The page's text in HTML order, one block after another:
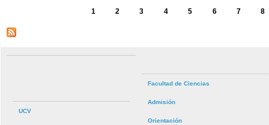
1 2 3 4 5 6 7 8
UCV
Facultad de Ciencias
Admisión
Orientación